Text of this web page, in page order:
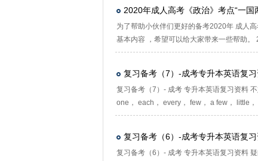
2020年成人高考《政治》考点“一国
为了帮助小伙伴们更好的备考2020年 成人
基本内容 ，希望可以给大家带来一些帮助。
复习备考（7）-成考专升本英语复
复习备考（7）- 成考 专升本英语复习资料
one， each， every， few， a few， little
复习备考（6）-成考专升本英语复
复习备考（6）- 成考 专升本英语复习资料